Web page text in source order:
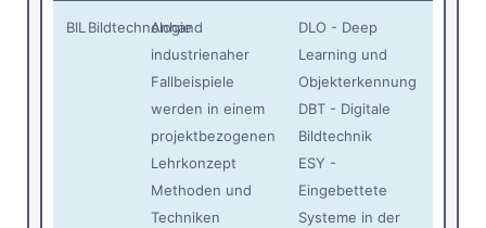
BIL Bildtechnologie
Anhand
industrienaher
Fallbeispiele
werden in einem
projektbezogenen
Lehrkonzept
Methoden und
Techniken
DLO - Deep
Learning und
Objekterkennung
DBT - Digitale
Bildtechnik
ESY -
Eingebettete
Systeme in der